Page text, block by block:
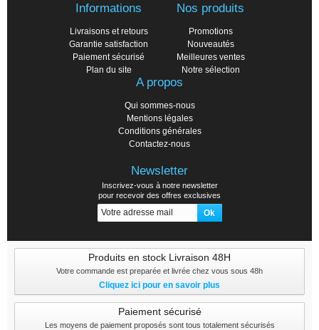
Informations
Livraisons et retours
Garantie satisfaction
Paiement sécurisé
Plan du site
Nos produits
Promotions
Nouveautés
Meilleures ventes
Notre sélection
A propos
Qui sommes-nous
Mentions légales
Conditions générales
Contactez-nous
Newsletter
Inscrivez-vous à notre newsletter
pour recevoir des offres exclusives
Produits en stock Livraison 48H
Votre commande est preparée et livrée chez vous sous 48h
Cliquez ici pour en savoir plus
Paiement sécurisé
Les moyens de paiement proposés sont tous totalement sécurisés